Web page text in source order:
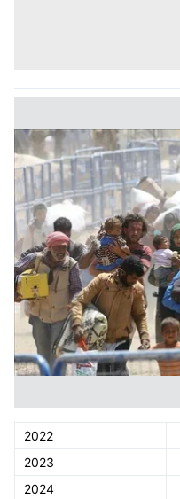
2022
2023
2024